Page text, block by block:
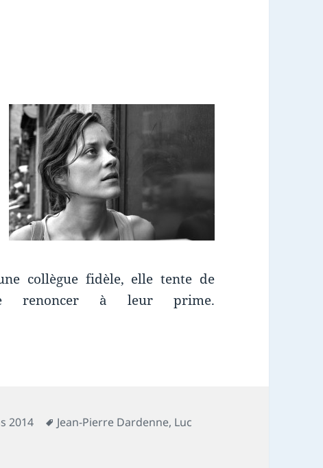
collègue fidèle, elle tente de
renoncer à leur prime.
: Deux jours, une nuit
2014
Mots-
Jean-Pierre Dardenne, Luc
film : Deux jours, une nuit